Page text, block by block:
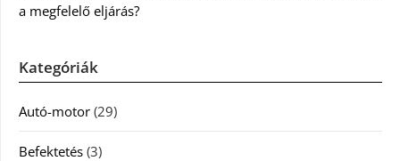
a megfelelő eljárás?
Kategóriák
Autó-motor (29)
Befektetés (3)